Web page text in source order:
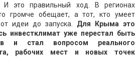
И это правильный ход. В регионах
громче обещает, а тот, кто умеет
идеи до запуска. Для Крыма это
инвестклимат уже перестал быть
и стал вопросом реального
рабочих мест и новых точек